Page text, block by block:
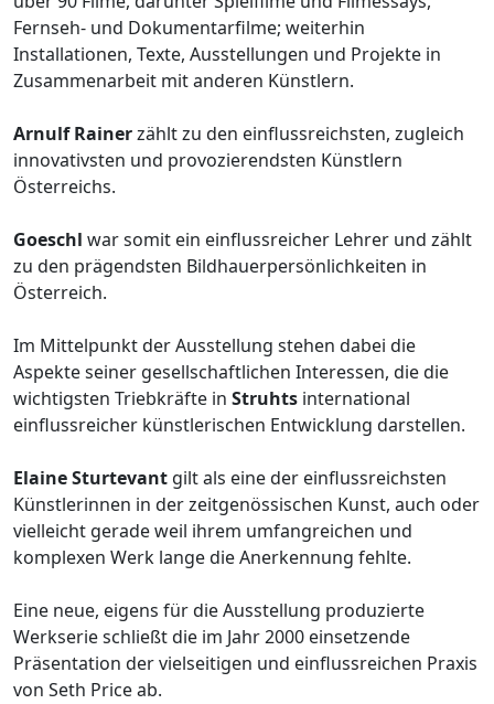
Fernseh- und Dokumentarfilme; weiterhin
Installationen, Texte, Ausstellungen und Projekte in
Zusammenarbeit mit anderen Künstlern.
Arnulf Rainerzählt zu den einflussreichsten, zugleich
innovativsten und provozierendsten Künstlern
Österreichs.
Goeschl war somit ein einflussreicher Lehrer und zählt
zu den prägendsten Bildhauerpersönlichkeiten in
Österreich.
Im Mittelpunkt der Ausstellung stehen dabei die
Aspekte seiner gesellschaftlichen Interessen, die die
wichtigsten Triebkräfte in Struhts international
einflussreicher künstlerischen Entwicklung darstellen.
Elaine Sturtevant gilt als eine der einflussreichsten
Künstlerinnen in der zeitgenössischen Kunst, auch oder
vielleicht gerade weil ihrem umfangreichen und
komplexen Werk lange die Anerkennung fehlte.
Eine neue, eigens für die Ausstellung produzierte
Werkserie schließt die im Jahr 2000 einsetzende
Präsentation der vielseitigen und einflussreichen Praxis
von Seth Price ab.